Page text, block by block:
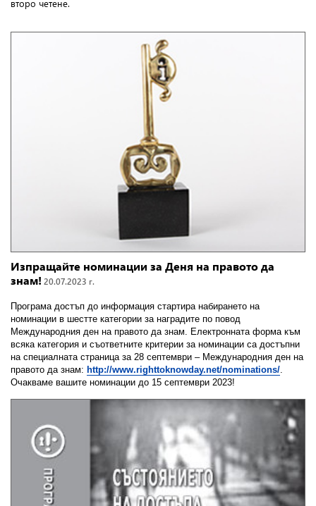
второ четене.
Изпращайте номинации за Деня на правото да
знам! 20.07.2023 г.
Програма достъп до информация стартира набирането на
номинации в шестте категории за наградите по повод
Международния ден на правото да знам. Електронната форма към
всяка категория и съответните критерии за номинации са достъпни
на специалната страница за 28 септември – Международния ден на
правото да знам: http://www.righttoknowday.net/nominations/
Очакваме вашите номинации до 15 септември 2023!